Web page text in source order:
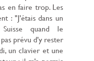
en faire trop. Les
: "J'étais dans un
quand le
prévu d'y rester
un clavier et une